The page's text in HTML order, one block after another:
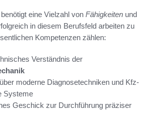
benötigt eine Vielzahl von Fähigkeiten und
in diesem Berufsfeld arbeiten zu
Kompetenzen zählen:
Verständnis der
über moderne Diagnosetechniken und Kfz-
Systeme
Geschick zur Durchführung präziser